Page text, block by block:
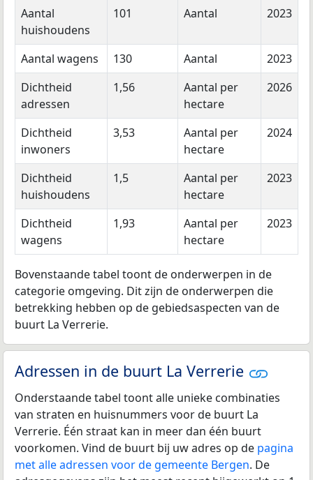
Aantal
huishoudens
101 Aantal 2023
Aantal wagens 130 Aantal
2023
Dichtheid
adressen
1,56
Aantal per
hectare
2026
Dichtheid
inwoners
3,53
Aantal per
hectare
2024
Dichtheid
huishoudens
1,5
Aantal per
hectare
2023
Dichtheid
wagens
1,93
Aantal per
hectare
2023
Bovenstaande tabel toont de onderwerpen in de
categorie omgeving. Dit zijn de onderwerpen die
betrekking hebben op de gebiedsaspecten van de
buurt La Verrerie.
Adressen in de buurt La Verrerie
Onderstaande tabel toont alle unieke combinaties
van straten en huisnummers voor de buurt La
Verrerie. Één straat kan in meer dan één buurt
voorkomen. Vind de buurt bij uw adres op de pagina
met alle adressen voor de gemeente Bergen. De